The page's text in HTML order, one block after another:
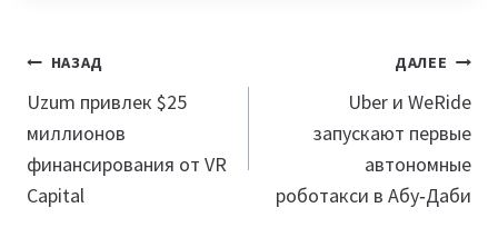
Навигация
по
записям
НАЗАД
Uzum привлек $25
миллионов
финансирования от VR
Capital
ДАЛЕЕ
Uber и WeRide
запускают первые
автономные
роботакси в Абу‑Даби